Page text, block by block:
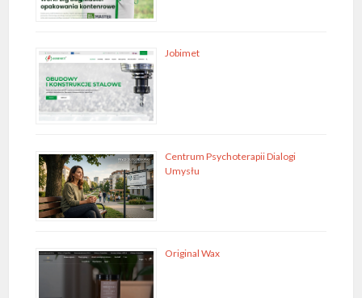
Jobimet
Centrum Psychoterapii Dialogi
Umysłu
Original Wax